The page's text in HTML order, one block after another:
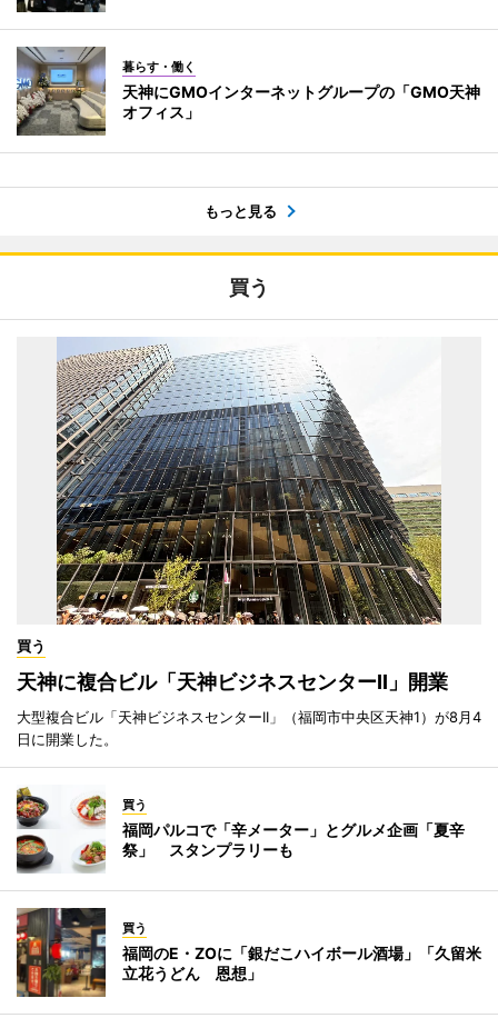
暮らす・働く
天神にGMOインターネットグループの「GMO天神
オフィス」
もっと見る
買う
買う
天神に複合ビル「天神ビジネスセンターII」開業
大型複合ビル「天神ビジネスセンターII」（福岡市中央区天神1）が8月4
日に開業した。
買う
福岡パルコで「辛メーター」とグルメ企画「夏辛
祭」 スタンプラリーも
買う
福岡のE・ZOに「銀だこハイボール酒場」「久留米
立花うどん 恩想」